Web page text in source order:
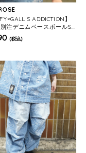
ADDICTION】
注デニムベースボールSS
(税込)